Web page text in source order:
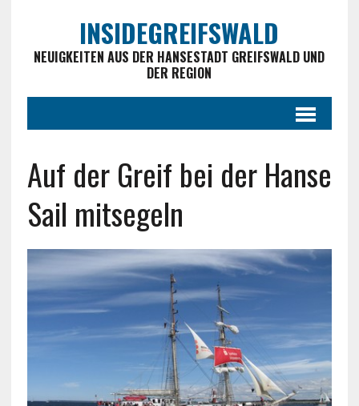
INSIDEGREIFSWALD
NEUIGKEITEN AUS DER HANSESTADT GREIFSWALD UND
DER REGION
Auf der Greif bei der Hanse
Sail mitsegeln